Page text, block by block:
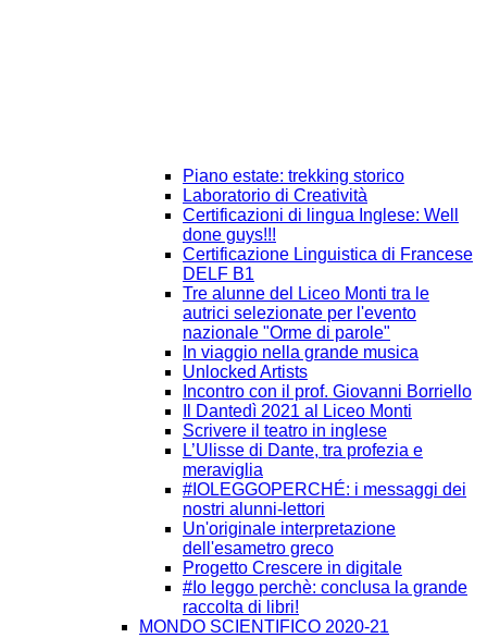
Piano estate: trekking storico
Laboratorio di Creatività
Certificazioni di lingua Inglese: Well
done guys!!!
Certificazione Linguistica di Francese
DELF B1
Tre alunne del Liceo Monti tra le
autrici selezionate per l'evento
nazionale "Orme di parole"
In viaggio nella grande musica
Unlocked Artists
Incontro con il prof. Giovanni Borriello
Il Dantedì 2021 al Liceo Monti
Scrivere il teatro in inglese
L’Ulisse di Dante, tra profezia e
meraviglia
#IOLEGGOPERCHÉ: i messaggi dei
nostri alunni-lettori
Un'originale interpretazione
dell'esametro greco
Progetto Crescere in digitale
#Io leggo perchè: conclusa la grande
raccolta di libri!
MONDO SCIENTIFICO 2020-21